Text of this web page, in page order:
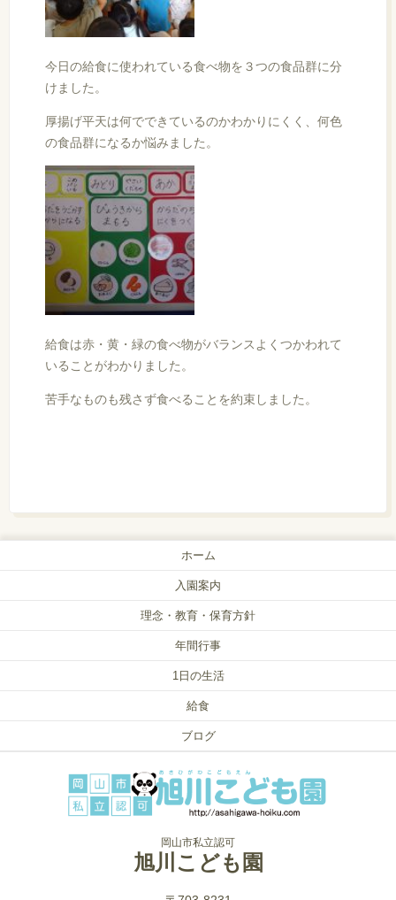
今日の給食に使われている食べ物を３つの食品群に分
けました。
厚揚げ平天は何でできているのかわかりにくく、何色
の食品群になるか悩みました。
給食は赤・黄・緑の食べ物がバランスよくつかわれて
いることがわかりました。
苦手なものも残さず食べることを約束しました。
ホーム
入園案内
理念・教育・保育方針
年間行事
1日の生活
給食
ブログ
岡山市私立認可
旭川こども園